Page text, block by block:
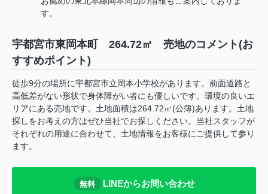
す。
宇都宮市東岡本町 264.72㎡ 売地のコメント(お
すすめポイント)
徒歩9分の場所に宇都宮市立岡本小学校があります。前面道路と
高低差がない形状で身体障がい者にも優しいです。環境の良いエ
リアにある売地です。土地面積は264.72㎡(公簿)あります。土地
探しをお考えの方はぜひ当社でお探しください。当社スタッフが
それぞれの用途に合わせて、土地情報をお客様にご提供して参り
ます。
無料 LINEからお問い合わせ